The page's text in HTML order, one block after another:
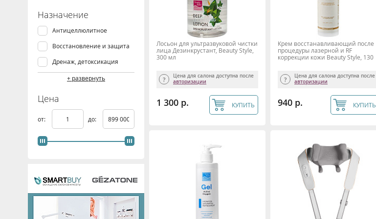
Прессотерапия
РФ Лифтинг
СМАС лифтинг
УЗ Чистка
Ультразвук
Фонофорез
Руки
Талия и живот
Назначение
Антицеллюлитное
Восстановление и защита
Дренаж, детоксикация
Ежедневный уход
Коррекция фигуры
Омоложение
Осветление и пигментация
От выпадения волос
+ развернуть
Цена
от: до:
Лосьон для ультразвуковой чистки
лица Дезинкрустант, Beauty Style,
300 мл
Цена для салона доступна после
авторизации
1 300 р. КУПИТЬ
Крем восстанавливающий после
процедуры лазерной и RF
коррекции кожи Beauty Style, 130
Цена для салона доступна после
авторизации
940 р. КУПИТЬ